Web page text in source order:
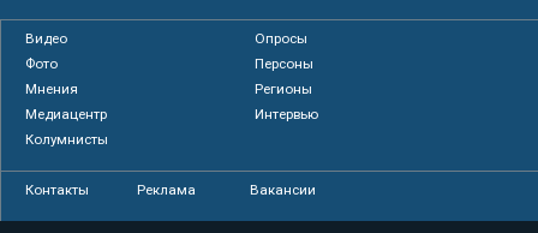
Видео
Опросы
Фото
Персоны
Мнения
Регионы
Медиацентр
Интервью
Колумнисты
Контакты Реклама Вакансии